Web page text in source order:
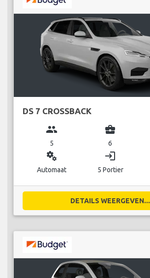
DS 7 CROSSBACK
group
5
business_center
6
miscellaneous_services
Automaat
login
5 Portier
DETAILS WEERGEVEN...